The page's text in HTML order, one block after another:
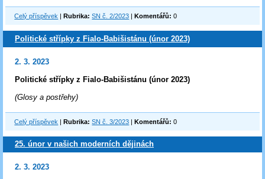
Celý příspěvek |Rubrika: SN č. 2/2023 |Komentářů: 0
Politické střípky z Fialo-Babišistánu (únor 2023)
2. 3. 2023
Politické střípky z Fialo-Babišistánu (únor 2023)
(Glosy a postřehy)
Celý příspěvek |Rubrika: SN č. 3/2023 |Komentářů: 0
25. únor v našich moderních dějinách
2. 3. 2023